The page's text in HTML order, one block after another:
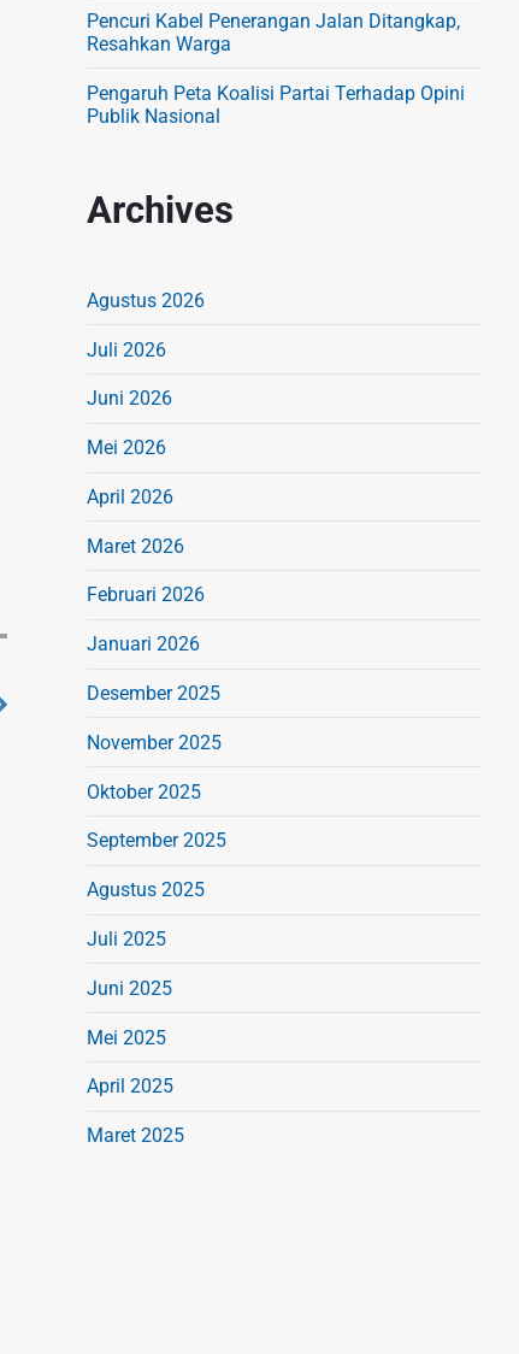
Pencuri Kabel Penerangan Jalan Ditangkap,
Resahkan Warga
Pengaruh Peta Koalisi Partai Terhadap Opini
Publik Nasional
Archives
Agustus 2026
Juli 2026
Juni 2026
Mei 2026
April 2026
Maret 2026
Februari 2026
Januari 2026
Desember 2025
November 2025
Oktober 2025
September 2025
Agustus 2025
Juli 2025
Juni 2025
Mei 2025
April 2025
Maret 2025